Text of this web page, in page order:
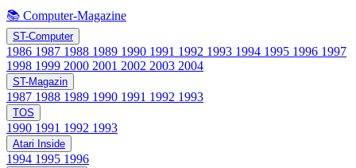
📚 Computer-Magazine
ST-Computer
1986 1987 1988 1989 1990 1991 1992 1993 1994 1995 1996 1997
1998 1999 2000 2001 2002 2003 2004
ST-Magazin
1987 1988 1989 1990 1991 1992 1993
TOS
1990 1991 1992 1993
Atari Inside
1994 1995 1996